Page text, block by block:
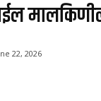
22, 2026